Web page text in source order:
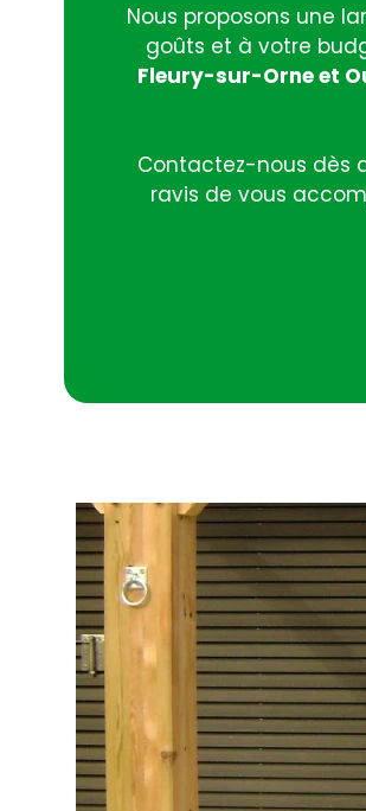
Nous proposons une
goûts et à votre
Fleury-sur-Orne et
Contactez-nous dès
ravis de vous